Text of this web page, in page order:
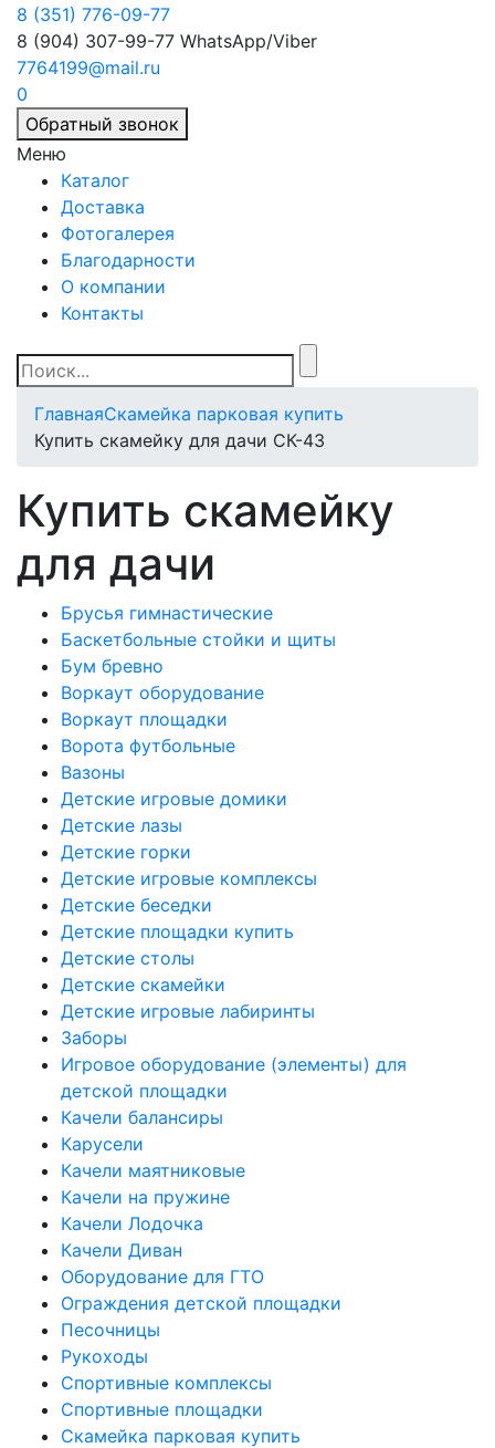
8 (351) 776-09-77
8 (904) 307-99-77 WhatsApp/Viber
7764199@mail.ru
0
Обратный звонок
Меню
Каталог
Доставка
Фотогалерея
Благодарности
О компании
Контакты
ГлавнаяСкамейка парковая купить
Купить скамейку для дачи СК-43
Купить скамейку
для дачи
Брусья гимнастические
Баскетбольные стойки и щиты
Бум бревно
Воркаут оборудование
Воркаут площадки
Ворота футбольные
Вазоны
Детские игровые домики
Детские лазы
Детские горки
Детские игровые комплексы
Детские беседки
Детские площадки купить
Детские столы
Детские скамейки
Детские игровые лабиринты
Заборы
Игровое оборудование (элементы) для
детской площадки
Качели балансиры
Карусели
Качели маятниковые
Качели на пружине
Качели Лодочка
Качели Диван
Оборудование для ГТО
Ограждения детской площадки
Песочницы
Рукоходы
Спортивные комплексы
Спортивные площадки
Скамейка парковая купить